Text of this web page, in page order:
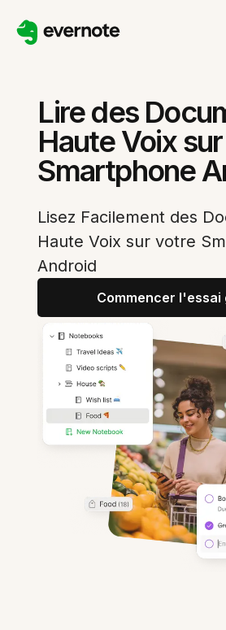
Lire des
Haute Voix sur
Smartphone
Lisez Facilement des
Haute Voix sur votre
Android
Commencer l'essai